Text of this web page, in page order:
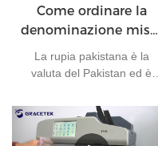
Come ordinare la
denominazione mista
di rupie pakistane?
La rupia pakistana è la
valuta del Pakistan ed è
Stato del Pakistan.
Attualmente, ci sono 7 tipi di
banconote in circolazione in